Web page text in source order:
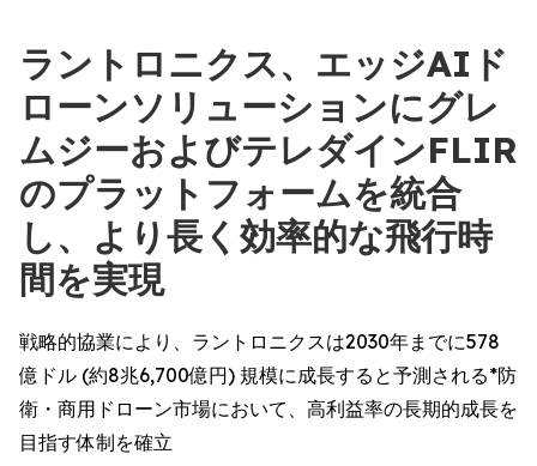
ラントロニクス、エッジAIド
ローンソリューションにグレ
ムジーおよびテレダインFLIR
のプラットフォームを統合
し、より長く効率的な飛行時
間を実現
戦略的協業により、ラントロニクスは2030年までに578
億ドル (約8兆6,700億円) 規模に成長すると予測される*防
衛・商用ドローン市場において、高利益率の長期的成長を
目指す体制を確立